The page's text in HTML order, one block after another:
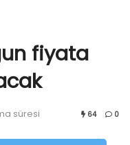
fiyata
süresi 64 0